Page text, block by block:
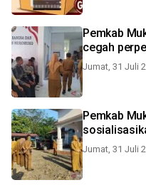
Pemkab
cegah
Jumat, 31 Juli
Pemkab
Jumat, 31 Juli